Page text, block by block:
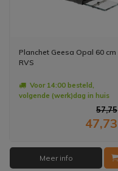
Planchet Geesa Opal 60 cm
RVS
Voor 14:00 besteld,
volgende (werk)dag in huis
57,75
47,73
Meer info